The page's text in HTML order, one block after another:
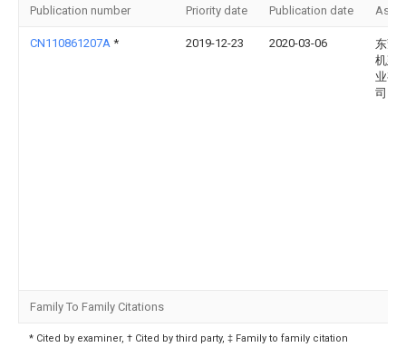
Publication number Priority date Publication date
CN110861207A * 2019-12-23 2020-03-06
东莞
机建
业有
司
Family To Family Citations
* Cited by examiner, † Cited by third party, ‡ Family to family citation